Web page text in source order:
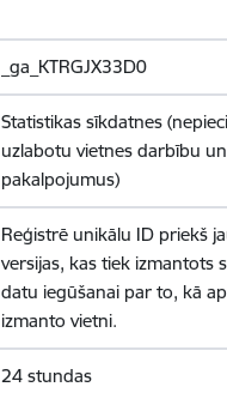
_ga_KTRGJX33D0
Statistikas sīkdatnes
uzlabotu vietnes darbību un
pakalpojumus)
Reģistrē unikālu ID priekš
versijas, kas tiek izmantots
datu iegūšanai par to, kā
izmanto vietni.
24 stundas